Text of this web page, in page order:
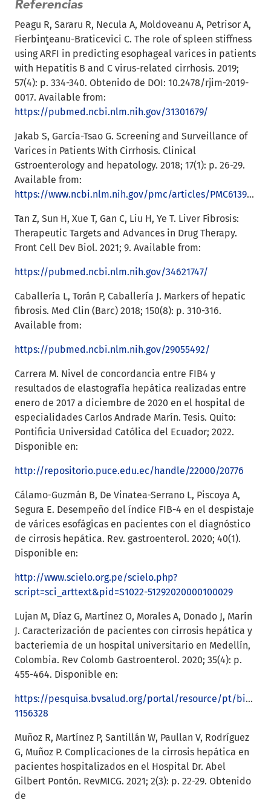
Referencias
Peagu R, Sararu R, Necula A, Moldoveanu A, Petrisor A,
Fierbinţeanu-Braticevici C. The role of spleen stiffness
using ARFI in predicting esophageal varices in patients
with Hepatitis B and C virus-related cirrhosis. 2019;
57(4): p. 334-340. Obtenido de DOI: 10.2478/rjim-2019-
0017. Available from:
https://pubmed.ncbi.nlm.nih.gov/31301679/
Jakab S, García-Tsao G. Screening and Surveillance of
Varices in Patients With Cirrhosis. Clinical
Gstroenterology and hepatology. 2018; 17(1): p. 26-29.
Available from:
https://www.ncbi.nlm.nih.gov/pmc/articles/PMC6139072/
Tan Z, Sun H, Xue T, Gan C, Liu H, Ye T. Liver Fibrosis:
Therapeutic Targets and Advances in Drug Therapy.
Front Cell Dev Biol. 2021; 9. Available from:
https://pubmed.ncbi.nlm.nih.gov/34621747/
Caballería L, Torán P, Caballería J. Markers of hepatic
fibrosis. Med Clin (Barc) 2018; 150(8): p. 310-316.
Available from:
https://pubmed.ncbi.nlm.nih.gov/29055492/
Carrera M. Nivel de concordancia entre FIB4 y
resultados de elastografía hepática realizadas entre
enero de 2017 a diciembre de 2020 en el hospital de
especialidades Carlos Andrade Marín. Tesis. Quito:
Pontificia Universidad Católica del Ecuador; 2022.
Disponible en:
http://repositorio.puce.edu.ec/handle/22000/20776
Cálamo-Guzmán B, De Vinatea-Serrano L, Piscoya A,
Segura E. Desempeño del índice FIB-4 en el despistaje
de várices esofágicas en pacientes con el diagnóstico
de cirrosis hepática. Rev. gastroenterol. 2020; 40(1).
Disponible en:
http://www.scielo.org.pe/scielo.php?
script=sci_arttext&pid=S1022-51292020000100029
Lujan M, Díaz G, Martínez O, Morales A, Donado J, Marín
J. Caracterización de pacientes con cirrosis hepática y
bacteriemia de un hospital universitario en Medellín,
Colombia. Rev Colomb Gastroenterol. 2020; 35(4): p.
455-464. Disponible en:
https://pesquisa.bvsalud.org/portal/resource/pt/biblio-
1156328
Muñoz R, Martínez P, Santillán W, Paullan V, Rodríguez
G, Muñoz P. Complicaciones de la cirrosis hepática en
pacientes hospitalizados en el Hospital Dr. Abel
Gilbert Pontón. RevMICG. 2021; 2(3): p. 22-29. Obtenido
de